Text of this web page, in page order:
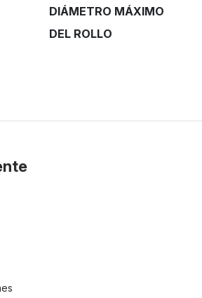
DIÁMETRO MÁXIMO
DEL ROLLO